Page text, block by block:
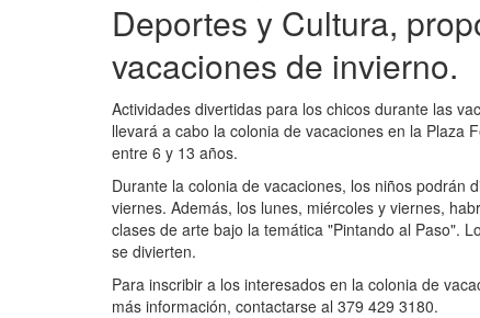
Deportes y Cultura,
vacaciones de invierno.
Actividades divertidas para los chicos durante las
llevará a cabo la colonia de vacaciones en la Plaza
entre 6 y 13 años.
Durante la colonia de vacaciones, los niños podrán
viernes. Además, los lunes, miércoles y viernes,
clases de arte bajo la temática "Pintando al Paso".
se divierten.
Para inscribir a los interesados en la colonia de
más información, contactarse al 379 429 3180.